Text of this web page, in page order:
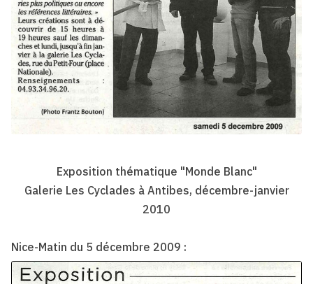
Exposition thématique "Monde Blanc"
Galerie Les Cyclades à Antibes, décembre-janvier
2010
Nice-Matin du 5 décembre 2009 :